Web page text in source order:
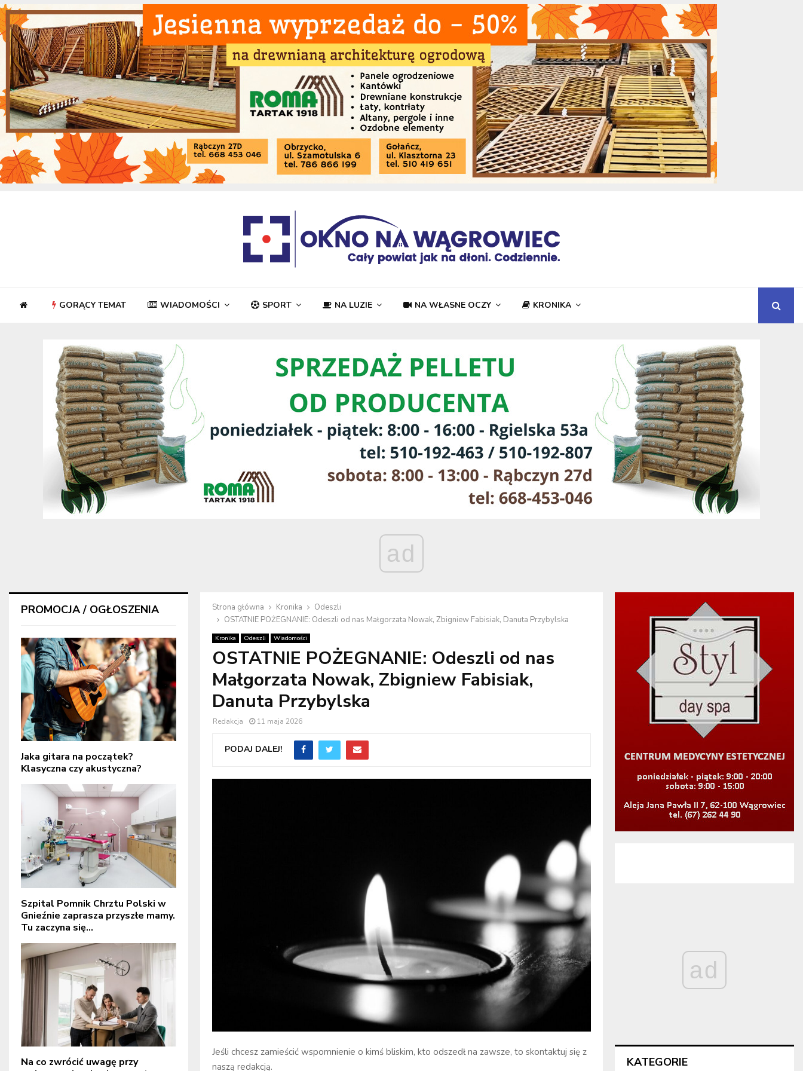
GORĄCY TEMAT WIADOMOŚCI SPORT NA LUZIE NA WŁASNE OCZY KRONIKA
ad
Strona główna Kronika
Odeszli
OSTATNIE POŻEGNANIE: Odeszli od nas Małgorzata Nowak, Zbigniew Fabisiak, Danuta Przybylska
Kronika Odeszli Wiadomości
OSTATNIE POŻEGNANIE: Odeszli od nas
Małgorzata Nowak, Zbigniew Fabisiak,
Danuta Przybylska
Redakcja 11 maja 2026
PODAJ DALEJ!
Jeśli chcesz zamieścić wspomnienie o kimś bliskim, kto odszedł na zawsze, to skontaktuj się z
naszą redakcją.
PROMOCJA / OGŁOSZENIA
Jaka gitara na początek?
Klasyczna czy akustyczna?
Szpital Pomnik Chrztu Polski w
Gnieźnie zaprasza przyszłe mamy.
Tu zaczyna się...
Na co zwrócić uwagę przy
ad
KATEGORIE